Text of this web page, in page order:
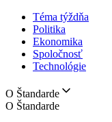
Téma týždňa
Politika
Ekonomika
Spoločnosť
Technológie
O Štandarde
O Štandarde